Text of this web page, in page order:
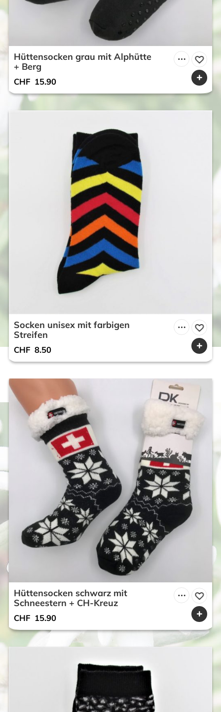
Hüttensocken grau mit Alphütte
+ Berg
CHF 15.90
Socken unisex mit farbigen
Streifen
CHF 8.50
Hüttensocken schwarz mit
Schneestern + CH-Kreuz
CHF 15.90